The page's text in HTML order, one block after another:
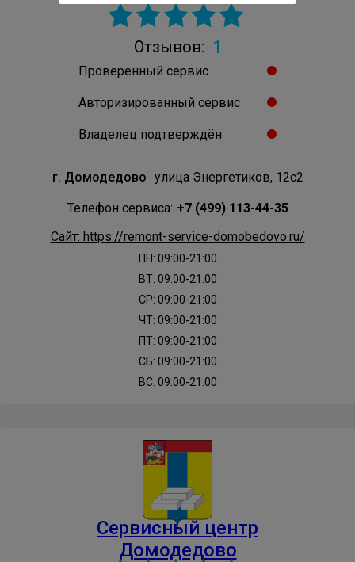
Отзывов: 1
Проверенный сервис
Авторизированный сервис
Владелец подтверждён
г. Домодедово улица Энергетиков, 12с2
Телефон сервиса: +7 (499) 113-44-35
Сайт: https://remont-service-domobedovo.ru/
ПН: 09:00-21:00
ВТ: 09:00-21:00
СР: 09:00-21:00
ЧТ: 09:00-21:00
ПТ: 09:00-21:00
СБ: 09:00-21:00
ВС: 09:00-21:00
Сервисный центр
Домодедово